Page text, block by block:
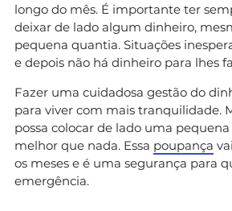
longo do mês. É importante ter
deixar de lado algum dinheiro,
pequena quantia. Situações
e depois não há dinheiro para lhes
Fazer uma cuidadosa gestão do
para viver com mais tranquilidade.
possa colocar de lado uma
melhor que nada. Essa poupança
os meses e é uma segurança para
emergência.